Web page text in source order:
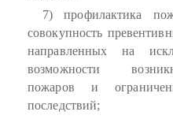
7) профилактика
совокупность
направленных на
возможности
пожаров и
последствий;